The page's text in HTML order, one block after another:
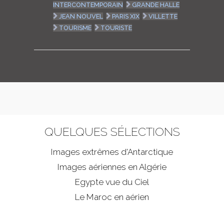
INTERCONTEMPORAIN
GRANDE HALLE
JEAN NOUVEL
PARIS XIX
VILLETTE
TOURISME
TOURISTE
QUELQUES SÉLECTIONS
Images extrêmes d'Antarctique
Images aériennes en Algérie
Egypte vue du Ciel
Le Maroc en aérien